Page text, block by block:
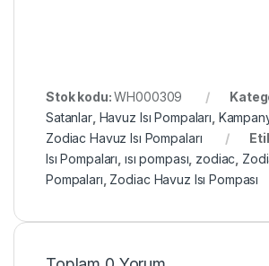
Stok kodu:WH000309
Satanlar, Havuz Isı Pompaları
Zodiac Havuz Isı Pompaları
Isı Pompaları ısı pompası zodiac
Pompaları Zodiac Havuz Isı Pompası